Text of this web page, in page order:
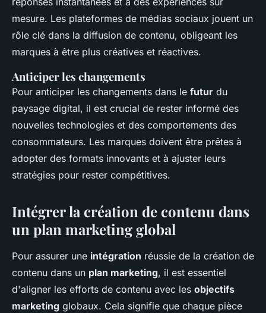
mesure. Les plateformes de médias sociaux jouent un
rôle clé dans la diffusion de contenu, obligeant les
marques à être plus créatives et réactives.
Anticiper les changements
Pour anticiper les changements dans le futur du
paysage digital, il est crucial de rester informé des
nouvelles technologies et des comportements des
consommateurs. Les marques doivent être prêtes à
adopter des formats innovants et à ajuster leurs
stratégies pour rester compétitives.
Intégrer la création de contenu dans
un plan marketing global
Pour assurer une intégration réussie de la création de
contenu dans un plan marketing, il est essentiel
d'aligner les efforts de contenu avec les objectifs
marketing globaux. Cela signifie que chaque pièce